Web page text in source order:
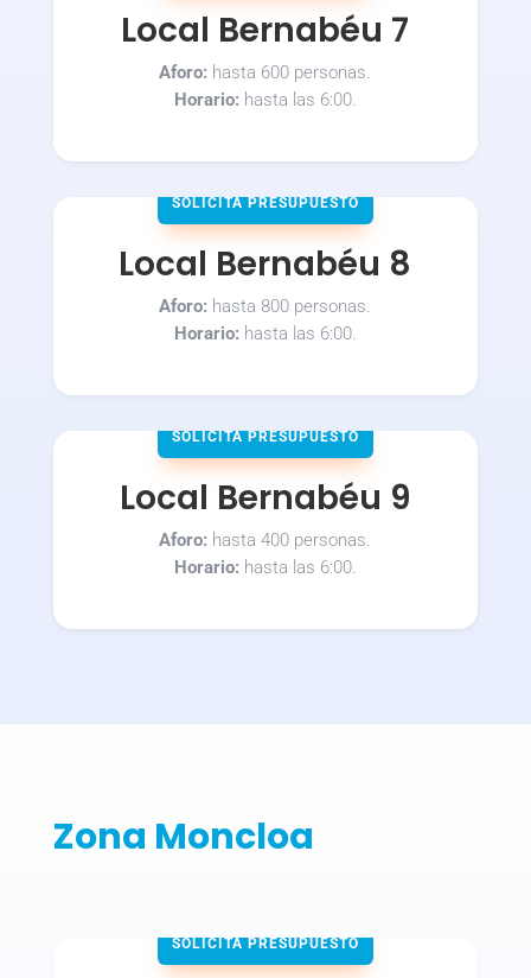
Local Bernabéu 7
Aforo: hasta 600 personas.
Horario: hasta las 6:00.
SOLICITA PRESUPUESTO
Local Bernabéu 8
Aforo: hasta 800 personas.
Horario: hasta las 6:00.
SOLICITA PRESUPUESTO
Local Bernabéu 9
Aforo: hasta 400 personas.
Horario: hasta las 6:00.
Zona Moncloa
SOLICITA PRESUPUESTO